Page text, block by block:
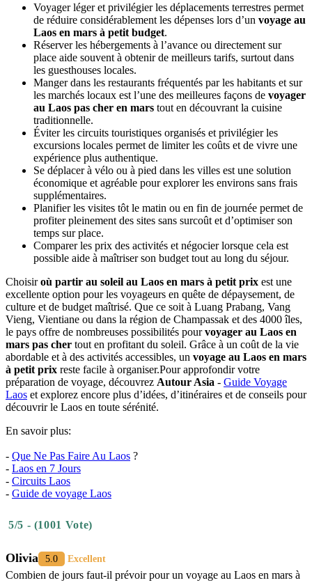
Voyager léger et privilégier les déplacements terrestres permet
de réduire considérablement les dépenses lors d’un voyage au
Laos en mars à petit budget.
Réserver les hébergements à l’avance ou directement sur
place aide souvent à obtenir de meilleurs tarifs, surtout dans
les guesthouses locales.
Manger dans les restaurants fréquentés par les habitants et sur
les marchés locaux est l’une des meilleures façons de voyager
au Laos pas cher en mars tout en découvrant la cuisine
traditionnelle.
Éviter les circuits touristiques organisés et privilégier les
excursions locales permet de limiter les coûts et de vivre une
expérience plus authentique.
Se déplacer à vélo ou à pied dans les villes est une solution
économique et agréable pour explorer les environs sans frais
supplémentaires.
Planifier les visites tôt le matin ou en fin de journée permet de
profiter pleinement des sites sans surcoût et d’optimiser son
temps sur place.
Comparer les prix des activités et négocier lorsque cela est
possible aide à maîtriser son budget tout au long du séjour.
Choisiroù partir au soleil au Laos en mars à petit prix est une
excellente option pour les voyageurs en quête de dépaysement, de
culture et de budget maîtrisé. Que ce soit à Luang Prabang, Vang
Vieng, Vientiane ou dans la région de Champassak et des 4000 îles,
le pays offre de nombreuses possibilités pourvoyager au Laos en
mars pas cher tout en profitant du soleil. Grâce à un coût de la vie
abordable et à des activités accessibles, un voyage au Laos en mars
à petit prix reste facile à organiser.Pour approfondir votre
préparation de voyage, découvrez Autour Asia - Guide Voyage
Laos et explorez encore plus d’idées, d’itinéraires et de conseils pour
découvrir le Laos en toute sérénité.
En savoir plus:
- Que Ne Pas Faire Au Laos ?
- Laos en 7 Jours
- Circuits Laos
- Guide de voyage Laos
5/5 - (1001 Vote)
Olivia 5.0 Excellent
Combien de jours faut-il prévoir pour un voyage au Laos en mars à